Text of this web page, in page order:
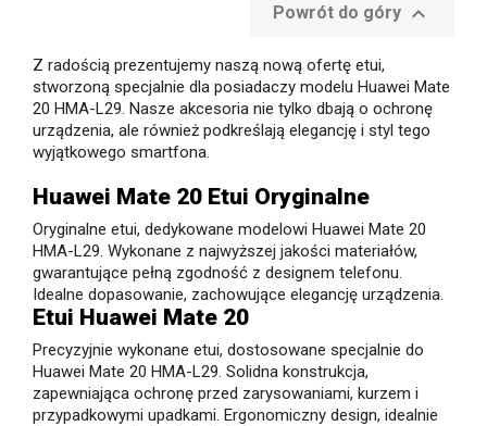
Powrót do góry 
Z radością prezentujemy naszą nową ofertę etui,
stworzoną specjalnie dla posiadaczy modelu Huawei Mate
20 HMA-L29. Nasze akcesoria nie tylko dbają o ochronę
urządzenia, ale również podkreślają elegancję i styl tego
wyjątkowego smartfona.
Huawei Mate 20 Etui Oryginalne
Oryginalne etui, dedykowane modelowi Huawei Mate 20
HMA-L29. Wykonane z najwyższej jakości materiałów,
gwarantujące pełną zgodność z designem telefonu.
Idealne dopasowanie, zachowujące elegancję urządzenia.
Etui Huawei Mate 20
Precyzyjnie wykonane etui, dostosowane specjalnie do
Huawei Mate 20 HMA-L29. Solidna konstrukcja,
zapewniająca ochronę przed zarysowaniami, kurzem i
przypadkowymi upadkami. Ergonomiczny design, idealnie